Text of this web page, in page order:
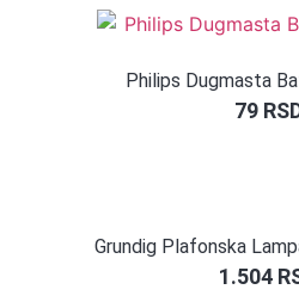
Philips Dugmasta
79
Grundig Plafonska
1.504